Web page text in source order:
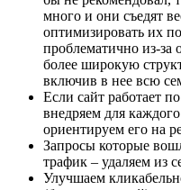
много и они съедят
оптимизировать их
проблематично из-за
более широкую
включив в нее всю
Если сайт работает
внедряем для
ориентируем его на
Запросы которые
трафик – удаляем из
Улучшаем